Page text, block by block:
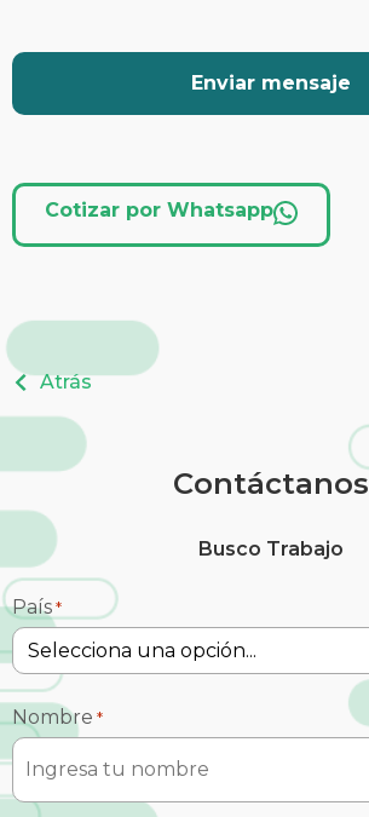
Cotizar por Whatsapp
Atrás
Contáctanos
Busco Trabajo
País *
Nombre *